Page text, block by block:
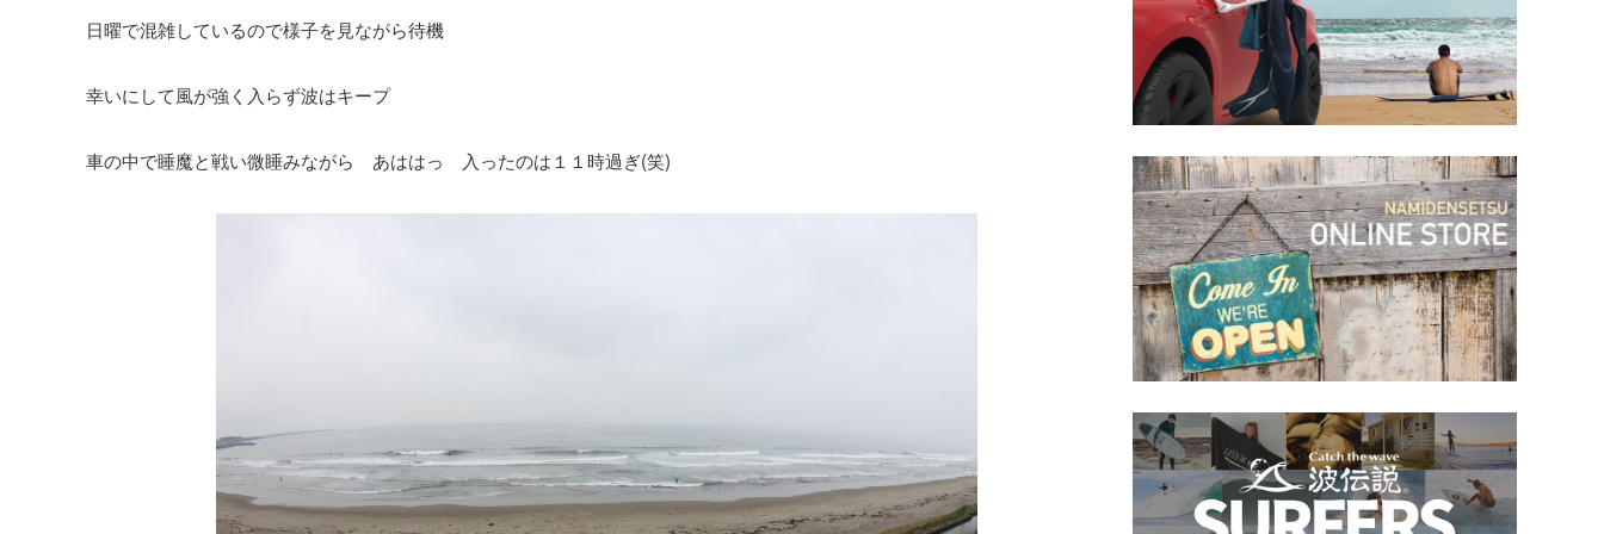
日曜で混雑しているので様子を見ながら待機
幸いにして風が強く入らず波はキープ
車の中で睡魔と戦い微睡みながら あははっ 入ったのは１１時過ぎ(笑)